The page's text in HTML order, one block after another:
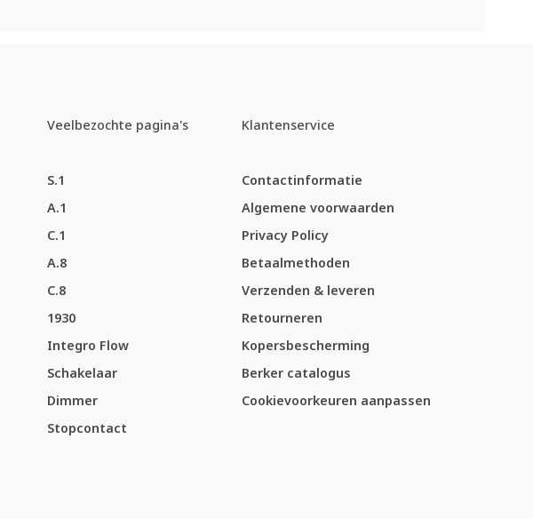
Veelbezochte pagina's
S.1
A.1
C.1
A.8
C.8
1930
Integro Flow
Schakelaar
Dimmer
Stopcontact
Klantenservice
Contactinformatie
Algemene voorwaarden
Privacy Policy
Betaalmethoden
Verzenden & leveren
Retourneren
Kopersbescherming
Berker catalogus
Cookievoorkeuren aanpassen